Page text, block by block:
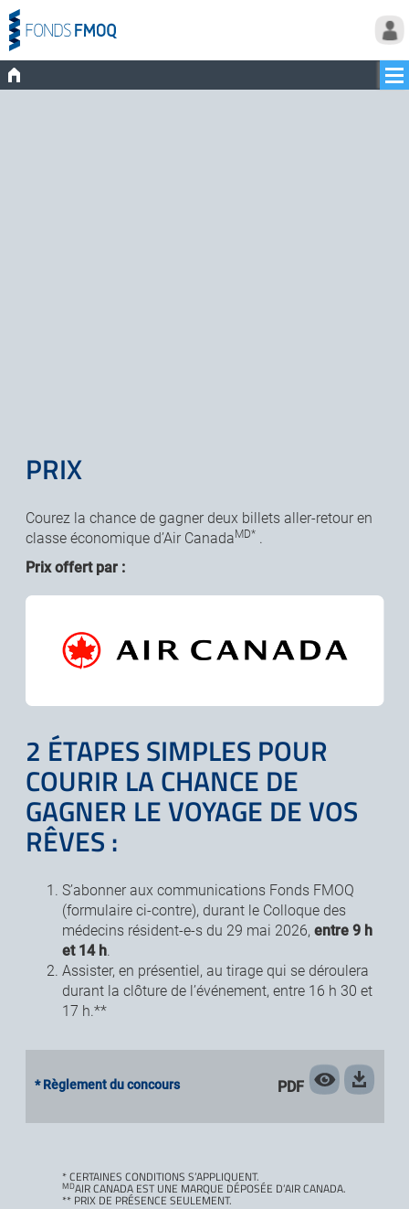
PRIX
Courez la chance de gagner deux billets aller-retour en
classe économique d’Air CanadaMD*.
Prix offert par :
2 ÉTAPES SIMPLES POUR
COURIR LA CHANCE DE
GAGNER LE VOYAGE DE VOS
RÊVES :
S’abonner aux communications Fonds FMOQ
(formulaire ci-contre), durant le Colloque des
médecins résident-e-s du 29 mai 2026, entre 9 h
et 14 h.
Assister, en présentiel, au tirage qui se déroulera
durant la clôture de l’événement, entre 16 h 30 et
17 h.**
* Règlement du concours PDF
* CERTAINES CONDITIONS S’APPLIQUENT.
MDAIR CANADA EST UNE MARQUE DÉPOSÉE D’AIR CANADA.
** PRIX DE PRÉSENCE SEULEMENT.